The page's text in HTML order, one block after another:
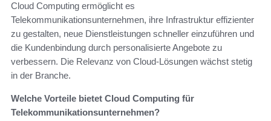
Cloud Computing ermöglicht es
Telekommunikationsunternehmen, ihre Infrastruktur effizienter
zu gestalten, neue Dienstleistungen schneller einzuführen und
die Kundenbindung durch personalisierte Angebote zu
verbessern. Die Relevanz von Cloud-Lösungen wächst stetig
in der Branche.
Welche Vorteile bietet Cloud Computing für
Telekommunikationsunternehmen?